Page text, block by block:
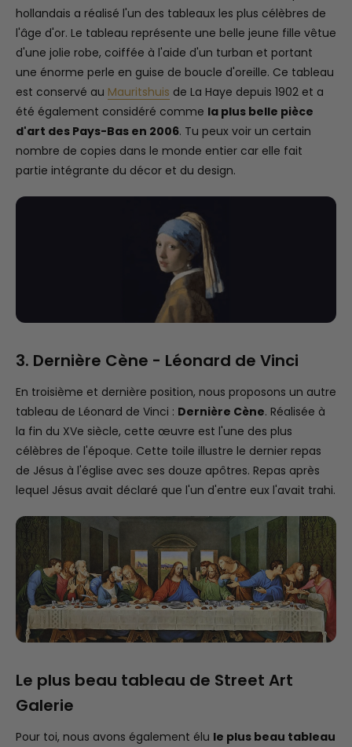
hollandais a réalisé l'un des tableaux les plus célèbres de
l'âge d'or. Le tableau représente une belle jeune fille vêtue
d'une jolie robe, coiffée à l'aide d'un turban et portant
une énorme perle en guise de boucle d'oreille. Ce tableau
est conservé au Mauritshuis de La Haye depuis 1902 et a
été également considéré comme la plus belle pièce
d'art des Pays-Bas en 2006. Tu peux voir un certain
nombre de copies dans le monde entier car elle fait
partie intégrante du décor et du design.
3. Dernière Cène - Léonard de Vinci
En troisième et dernière position, nous proposons un autre
tableau de Léonard de Vinci : Dernière Cène. Réalisée à
la fin du XVe siècle, cette œuvre est l'une des plus
célèbres de l'époque. Cette toile illustre le dernier repas
de Jésus à l'église avec ses douze apôtres. Repas après
lequel Jésus avait déclaré que l'un d'entre eux l'avait trahi.
Le plus beau tableau de Street Art
Galerie
Pour toi, nous avons également élu le plus beau tableau